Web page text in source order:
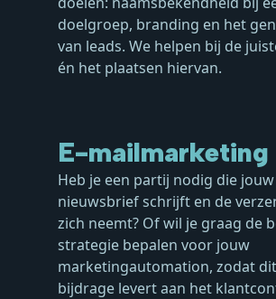
doelgroep, branding en het
van leads. We helpen bij de
én het plaatsen hiervan.
E-mailmarketing
Heb je een partij nodig die jouw
nieuwsbrief schrijft en de
zich neemt? Of wil je graag de
strategie bepalen voor jouw
marketingautomation, zodat
bijdrage levert aan het